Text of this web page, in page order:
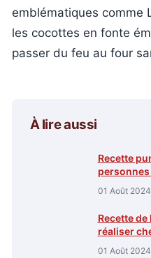
emblématiques comme
les cocottes en fonte
passer du feu au four
À lire aussi
Recette
01 Août 2024
Recette
réaliser
01 Août 2024